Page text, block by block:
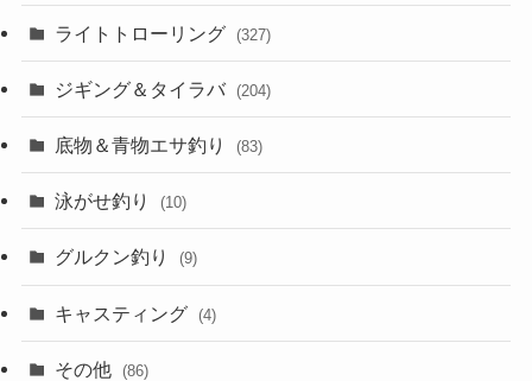
ライトトローリング (327)
ジギング＆タイラバ (204)
底物＆青物エサ釣り (83)
泳がせ釣り (10)
グルクン釣り (9)
キャスティング (4)
その他 (86)